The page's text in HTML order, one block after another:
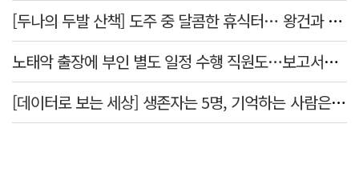
[두나의 두발 산책] 도주 중 달콤한 휴식터… 왕건과 지명 산책
노태악 출장에 부인 별도 일정 수행 직원도…보고서엔 '공식일정 참석'
[데이터로 보는 세상] 생존자는 5명, 기억하는 사람은 늘었다